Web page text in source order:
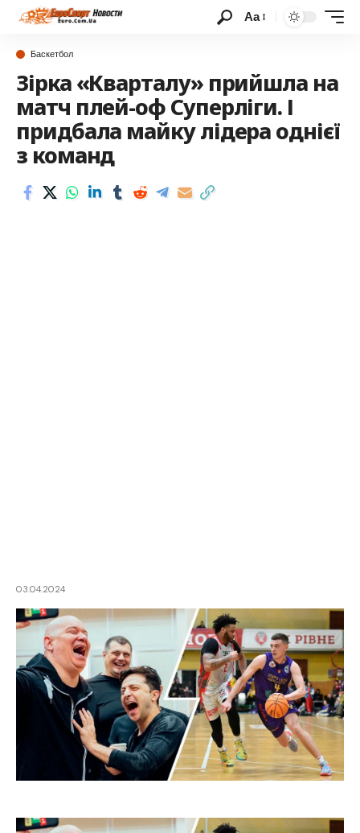
Аа
Баскетбол
Зірка «Кварталу» прийшла на
матч плей-оф Суперліги. І
придбала майку лідера однієї
з команд
03.04.2024